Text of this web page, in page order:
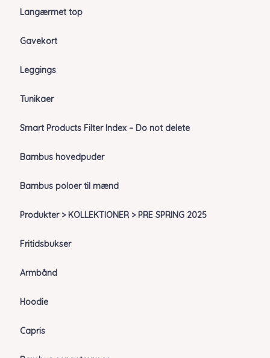
Langærmet top
Gavekort
Leggings
Tunikaer
Smart Products Filter Index – Do not delete
Bambus hovedpuder
Bambus poloer til mænd
Produkter > KOLLEKTIONER > PRE SPRING 2025
Fritidsbukser
Armbånd
Hoodie
Capris